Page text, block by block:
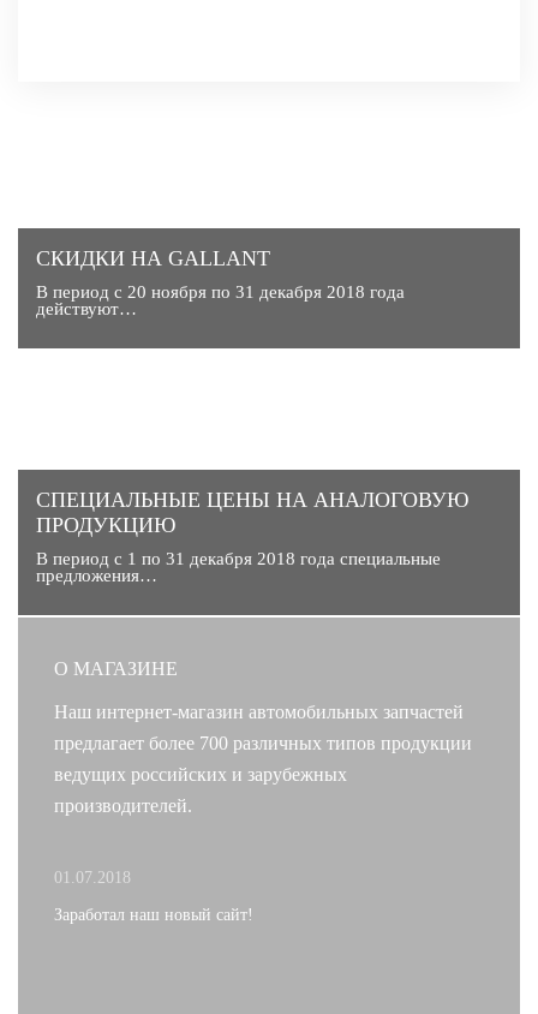
СКИДКИ НА GALLANT
В период с 20 ноября по 31 декабря 2018 года
действуют…
CПЕЦИАЛЬНЫЕ ЦЕНЫ НА АНАЛОГОВУЮ
ПРОДУКЦИЮ
В период с 1 по 31 декабря 2018 года специальные
предложения…
О МАГАЗИНЕ
Наш интернет-магазин автомобильных запчастей
предлагает более 700 различных типов продукции
ведущих российских и зарубежных
производителей.
01.07.2018
Заработал наш новый сайт!